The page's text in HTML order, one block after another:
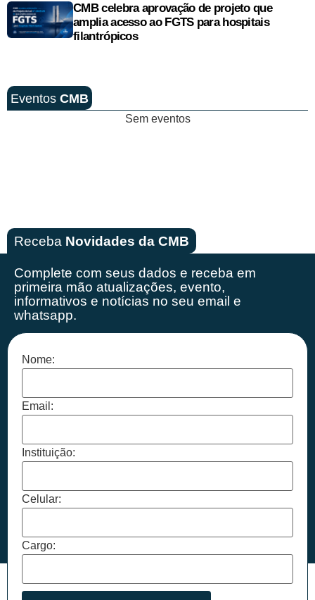
CMB celebra aprovação de projeto que
amplia acesso ao FGTS para hospitais
filantrópicos
Eventos CMB
Sem eventos
Receba Novidades da CMB
Complete com seus dados e receba em
primeira mão atualizações, evento,
informativos e notícias no seu email e
whatsapp.
Nome:
Email:
Instituição:
Celular:
Cargo: